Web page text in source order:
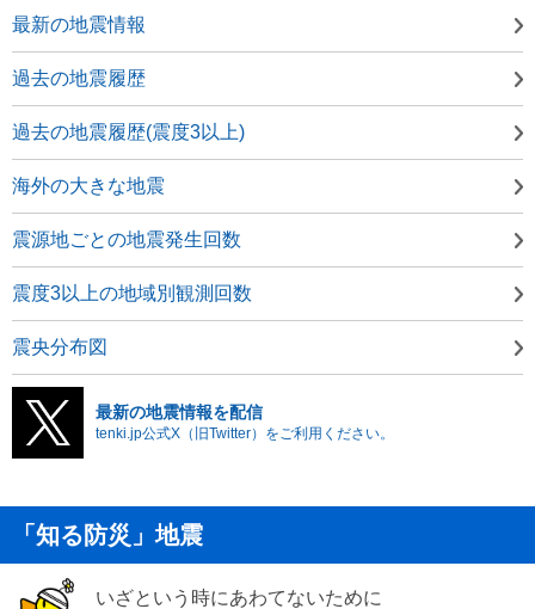
最新の地震情報
過去の地震履歴
過去の地震履歴(震度3以上)
海外の大きな地震
震源地ごとの地震発生回数
震度3以上の地域別観測回数
震央分布図
最新の地震情報を配信
tenki.jp公式X（旧Twitter）をご利用ください。
「知る防災」地震
いざという時にあわてないために